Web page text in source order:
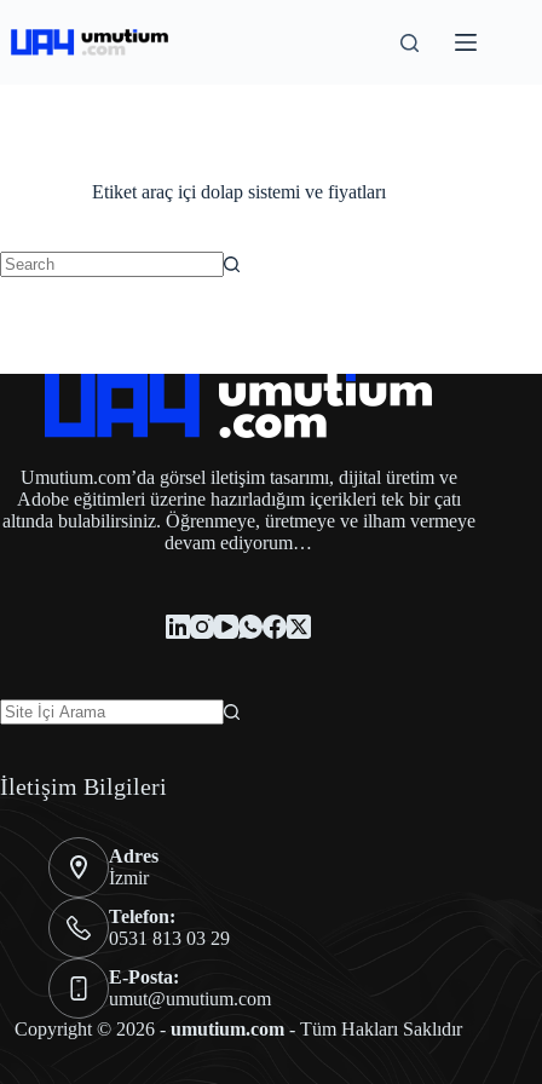
Etiketaraç içi dolap sistemi ve fiyatları
Umutium.com’da görsel iletişim tasarımı, dijital üretim ve
Adobe eğitimleri üzerine hazırladığım içerikleri tek bir çatı
altında bulabilirsiniz. Öğrenmeye, üretmeye ve ilham vermeye
devam ediyorum…
İletişim Bilgileri
Adres
İzmir
Telefon:
0531 813 03 29
E-Posta:
umut@umutium.com
Copyright © 2026 -umutium.com - Tüm Hakları Saklıdır